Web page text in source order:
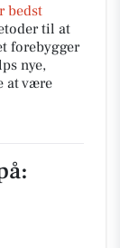
bedst
til at
forebygger
nye,
at være